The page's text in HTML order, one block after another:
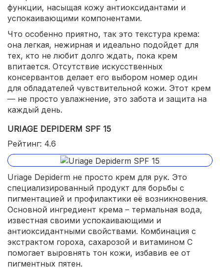
функции, насыщая кожу антиоксидантами и
успокаивающими компонентами.
Что особенно приятно, так это текстура крема:
она легкая, нежирная и идеально подойдет для
тех, кто не любит долго ждать, пока крем
впитается. Отсутствие искусственных
консервантов делает его выбором номер один
для обладателей чувствительной кожи. Этот крем
— не просто увлажнение, это забота и защита на
каждый день.
URIAGE DEPIDERM SPF 15
Рейтинг: 4.6
Uriage Depiderm не просто крем для рук. Это
специализированный продукт для борьбы с
пигментацией и профилактики её возникновения.
Основной ингредиент крема – термальная вода,
известная своими успокаивающими и
антиоксидантными свойствами. Комбинация с
экстрактом гороха, сахарозой и витамином C
помогает выровнять тон кожи, избавив ее от
пигментных пятен.